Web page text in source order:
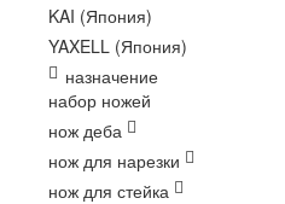
KAI (Япония)
YAXELL (Япония)
назначение
набор ножей
нож деба
нож для нарезки
нож для стейка